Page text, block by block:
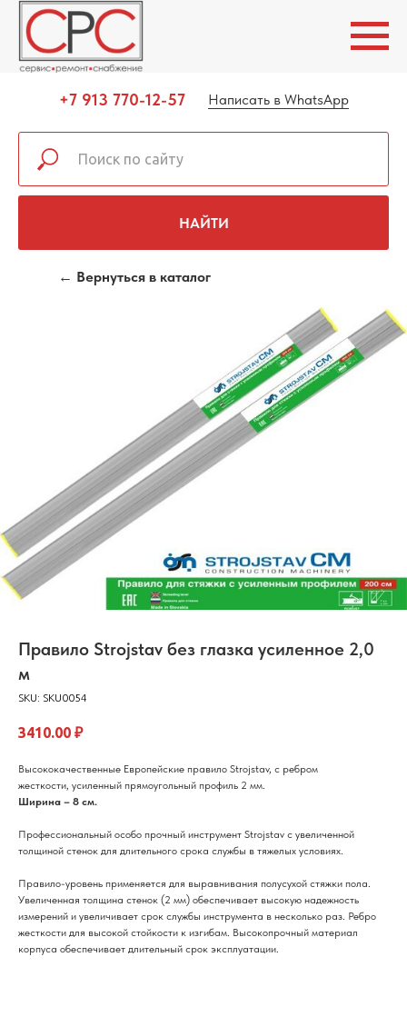
+7 913 770-12-57 Написать в WhatsApp
НАЙТИ
← Вернуться в каталог
Правило Strojstav без глазка усиленное 2,0
м
SKU: SKU0054
3410.00 ₽
Высококачественные Европейские правило Strojstav, с ребром
жесткости, усиленный прямоугольный профиль 2 мм.
Ширина – 8 см.
Профессиональный особо прочный инструмент Strojstav с увеличенной
толщиной стенок для длительного срока службы в тяжелых условиях.
Правило-уровень применяется для выравнивания полусухой стяжки пола.
Увеличенная толщина стенок (2 мм) обеспечивает высокую надежность
измерений и увеличивает срок службы инструмента в несколько раз. Ребро
жесткости для высокой стойкости к изгибам. Высокопрочный материал
корпуса обеспечивает длительный срок эксплуатации.